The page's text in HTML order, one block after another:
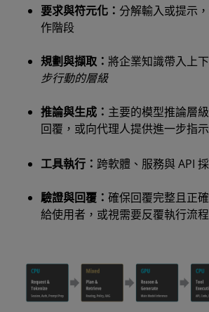
要求與符元化： 分解輸入或提示
作階段
規劃與擷取： 將企業知識帶入上
步行動的層級
推論與生成： 主要的模型推論層
回覆，或向代理人提供進一步指
工具執行： 跨軟體、服務與 API
驗證與回覆： 確保回覆完整且正
給使用者，或視需要反覆執行流程